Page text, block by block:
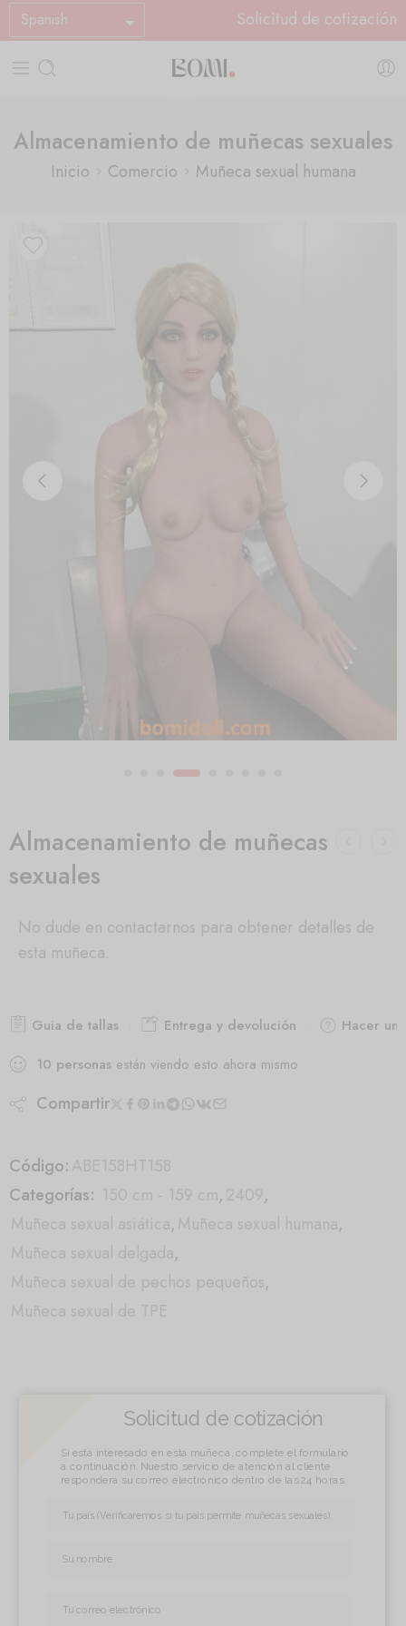
Spanish Solicitud de cotización
Almacenamiento de muñecas sexuales
Inicio Comercio Muñeca sexual humana
Almacenamiento de muñecas
sexuales
No dude en contactarnos para obtener detalles de
esta muñeca.
Guia de tallas Entrega y devolución
Hacer
10 personas están viendo esto ahora mismo
Compartir
Código:ABE158HT158
Categorías: 150 cm - 159 cm,2409,
Muñeca sexual asiática,Muñeca sexual humana,
Muñeca sexual delgada,
Muñeca sexual de pechos pequeños,
Muñeca sexual de TPE
Solicitud de cotización
Si está interesado en esta muñeca, complete el formulario
a continuación. Nuestro servicio de atención al cliente
responderá su correo electrónico dentro de las 24 horas.